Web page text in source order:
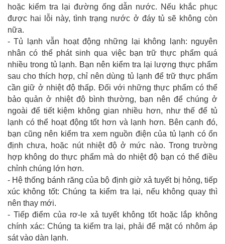
hoặc kiểm tra lại đường ống dẫn nước. Nếu khắc phục
được hai lỗi này, tình trạng nước ở đáy tủ sẽ không còn
nữa.
- Tủ lạnh vẫn hoạt động những lại không lạnh: nguyên
nhân có thể phát sinh qua việc bạn trữ thực phẩm quá
nhiều trong tủ lạnh. Bạn nên kiểm tra lại lượng thực phẩm
sau cho thích hợp, chỉ nên dùng tủ lạnh để trữ thực phẩm
cần giữ ở nhiệt độ thấp. Đối với những thực phẩm có thể
bảo quản ở nhiệt độ bình thường, bạn nên để chúng ở
ngoài để tiết kiệm không gian nhiều hơn, như thế để tủ
lạnh có thể hoạt động tốt hơn và lạnh hơn. Bên cạnh đó,
bạn cũng nên kiểm tra xem nguồn điện của tủ lạnh có ổn
định chưa, hoặc nút nhiệt độ ở mức nào. Trong trường
hợp không do thực phẩm mà do nhiệt độ bạn có thể điều
chỉnh chúng lớn hơn.
- Hệ thống bánh răng của bộ định giờ xả tuyết bị hỏng, tiếp
xúc không tốt: Chúng ta kiểm tra lại, nếu không quay thì
nên thay mới.
- Tiếp điểm của rơ-le xả tuyết không tốt hoặc lắp không
chính xác: Chúng ta kiểm tra lại, phải để mặt có nhôm áp
sát vào dàn lạnh.